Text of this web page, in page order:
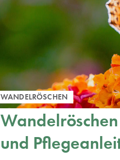
WANDELRÖSCHEN
und